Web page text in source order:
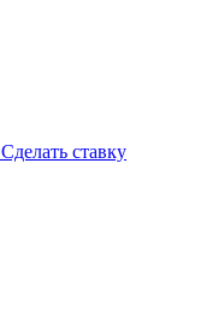
Сделать ставку